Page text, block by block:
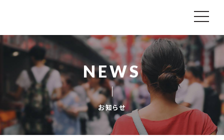
NEWS
お知らせ